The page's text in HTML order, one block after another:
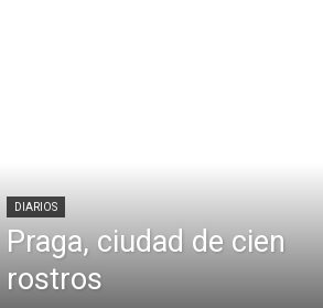
DIARIOS
Praga, ciudad de cien
rostros